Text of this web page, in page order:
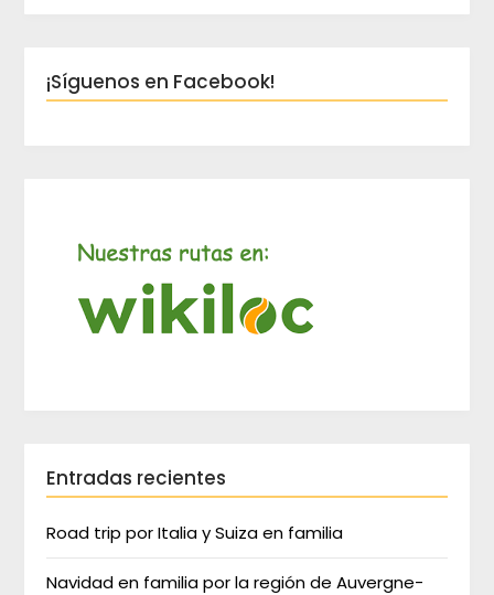
¡Síguenos en Facebook!
Entradas recientes
Road trip por Italia y Suiza en familia
Navidad en familia por la región de Auvergne-